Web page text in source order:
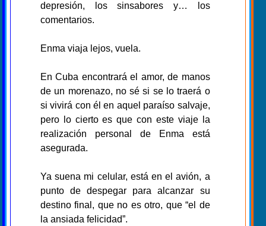
depresión, los sinsabores y… los
comentarios.
Enma viaja lejos, vuela.
En Cuba encontrará el amor, de manos
de un morenazo, no sé si se lo traerá o
si vivirá con él en aquel paraíso salvaje,
pero lo cierto es que con este viaje la
realización personal de Enma está
asegurada.
Ya suena mi celular, está en el avión, a
punto de despegar para alcanzar su
destino final, que no es otro, que “el de
la ansiada felicidad”.